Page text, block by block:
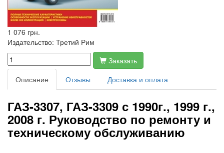
1 076 грн.
Издательство: Третий Рим
Заказать
Описание
Отзывы Доставка и оплата
ГАЗ-3307, ГАЗ-3309 с 1990г., 1999 г.,
2008 г. Руководство по ремонту и
техническому обслуживанию